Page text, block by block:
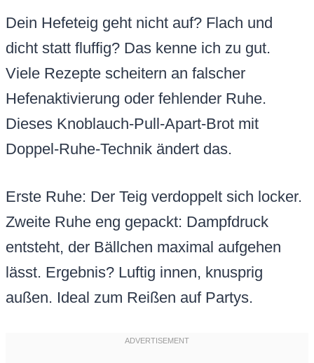
Dein Hefeteig geht nicht auf? Flach und
dicht statt fluffig? Das kenne ich zu gut.
Viele Rezepte scheitern an falscher
Hefenaktivierung oder fehlender Ruhe.
Dieses Knoblauch-Pull-Apart-Brot mit
Doppel-Ruhe-Technik ändert das.
Erste Ruhe: Der Teig verdoppelt sich locker.
Zweite Ruhe eng gepackt: Dampfdruck
entsteht, der Bällchen maximal aufgehen
lässt. Ergebnis? Luftig innen, knusprig
außen. Ideal zum Reißen auf Partys.